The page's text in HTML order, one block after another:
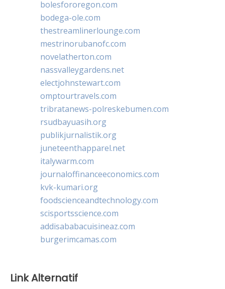
bolesfororegon.com
bodega-ole.com
thestreamlinerlounge.com
mestrinorubanofc.com
novelatherton.com
nassvalleygardens.net
electjohnstewart.com
omptourtravels.com
tribratanews-polreskebumen.com
rsudbayuasih.org
publikjurnalistik.org
juneteenthapparel.net
italywarm.com
journaloffinanceeconomics.com
kvk-kumari.org
foodscienceandtechnology.com
scisportsscience.com
addisababacuisineaz.com
burgerimcamas.com
Link Alternatif